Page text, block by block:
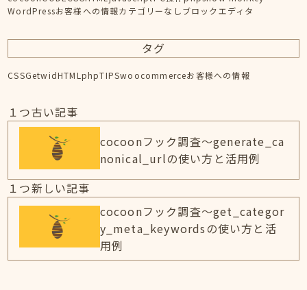
WordPressお客様への情報カテゴリーなしブロックエディタ
タグ
CSSGetwidHTMLphpTIPSwoocommerceお客様への情報
１つ古い記事
cocoonフック調査～generate_ca
nonical_urlの使い方と活用例
１つ新しい記事
cocoonフック調査～get_categor
y_meta_keywordsの使い方と活
用例